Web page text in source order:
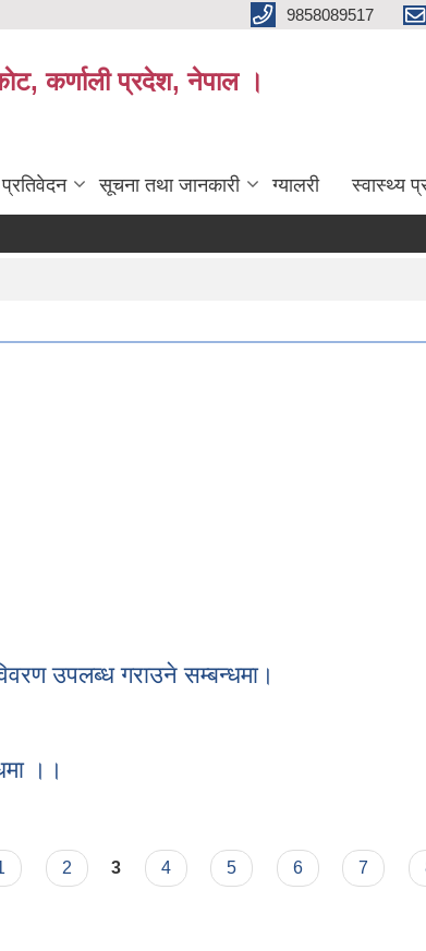
9858089517
कर्णाली प्रदेश, नेपाल ।
प्रतिवेदन सूचना तथा जानकारी ग्यालरी स्वास्थ्य
उपलब्ध गराउने सम्बन्धमा।
।।
2 3 4 5 6 7